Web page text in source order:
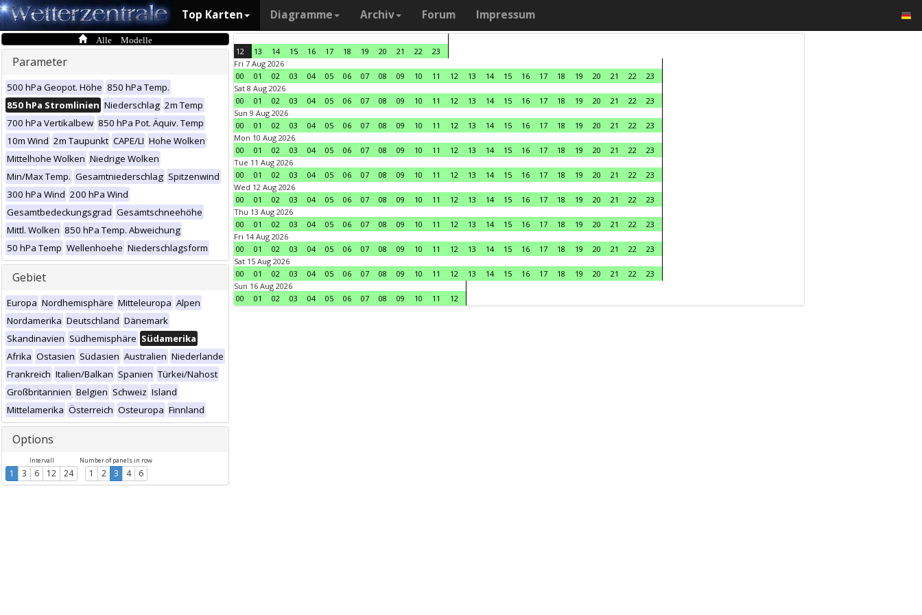
Top Karten Diagramme Archiv Forum Impressum
Alle Modelle
Parameter
500 hPa Geopot. Höhe 850 hPa Temp.
850 hPa Stromlinien Niederschlag 2m Temp
700 hPa Vertikalbew 850 hPa Pot. Äquiv. Temp
10m Wind 2m Taupunkt CAPE/LI Hohe Wolken
Mittelhohe Wolken Niedrige Wolken
Min/Max Temp. Gesamtniederschlag Spitzenwind
300 hPa Wind 200 hPa Wind
Gesamtbedeckungsgrad Gesamtschneehöhe
Mittl. Wolken 850 hPa Temp. Abweichung
50 hPa Temp Wellenhoehe Niederschlagsform
Gebiet
Europa Nordhemisphäre Mitteleuropa Alpen
Nordamerika Deutschland Dänemark
Skandinavien Südhemisphäre Südamerika
Afrika Ostasien Südasien Australien Niederlande
Frankreich Italien/Balkan Spanien Türkei/Nahost
Großbritannien Belgien Schweiz Island
Mittelamerika Österreich Osteuropa Finnland
Options
Intervall
1 3 6 12 24
Number of panels in row
1 2 3 4 6
12 13 14 15 16 17 18 19 20 21 22
23
Fri 7 Aug 2026
00
01 02 03 04 05 06 07 08 09 10 11 12 13 14 15 16 17 18 19 20 21 22
23
Sat 8 Aug 2026
00
01 02 03 04 05 06 07 08 09 10 11 12 13 14 15 16 17 18 19 20 21 22
23
Sun 9 Aug 2026
00
01 02 03 04 05 06 07 08 09 10 11 12 13 14 15 16 17 18 19 20 21 22
23
Mon 10 Aug 2026
00
01 02 03 04 05 06 07 08 09 10 11 12 13 14 15 16 17 18 19 20 21 22
23
Tue 11 Aug 2026
00
01 02 03 04 05 06 07 08 09 10 11 12 13 14 15 16 17 18 19 20 21 22
23
Wed 12 Aug 2026
00
01 02 03 04 05 06 07 08 09 10 11 12 13 14 15 16 17 18 19 20 21 22
23
Thu 13 Aug 2026
00
01 02 03 04 05 06 07 08 09 10 11 12 13 14 15 16 17 18 19 20 21 22
23
Fri 14 Aug 2026
00
01 02 03 04 05 06 07 08 09 10 11 12 13 14 15 16 17 18 19 20 21 22
23
Sat 15 Aug 2026
00
01 02 03 04 05 06 07 08 09 10 11 12 13 14 15 16 17 18 19 20 21 22
23
Sun 16 Aug 2026
00
01 02 03 04 05 06 07 08 09 10 11 12